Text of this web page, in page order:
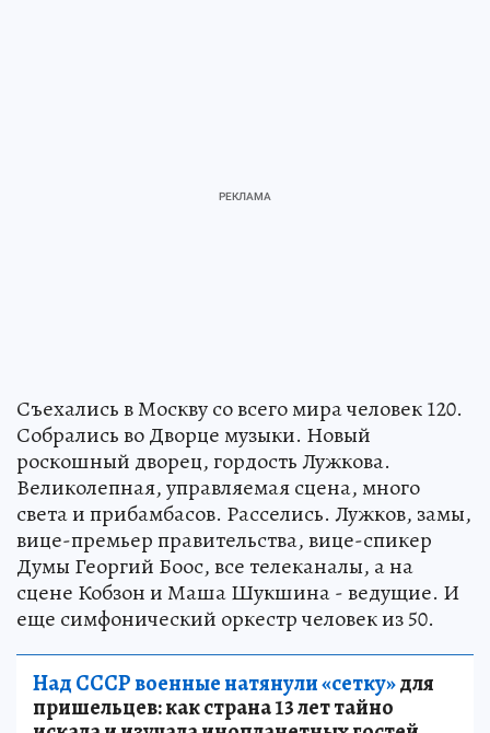
Съехались в Москву со всего мира человек 120.
Собрались во Дворце музыки. Новый
роскошный дворец, гордость Лужкова.
Великолепная, управляемая сцена, много
света и прибамбасов. Расселись. Лужков, замы,
вице-премьер правительства, вице-спикер
Думы Георгий Боос, все телеканалы, а на
сцене Кобзон и Маша Шукшина - ведущие. И
еще симфонический оркестр человек из 50.
Над СССР военные натянули «сетку»для
пришельцев: как страна 13 лет тайно